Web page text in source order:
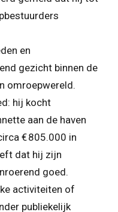
en
gezicht binnen de
omroepwereld.
hij kocht
aan de haven
€ 805.000 in
dat hij zijn
goed.
activiteiten of
publiekelijk